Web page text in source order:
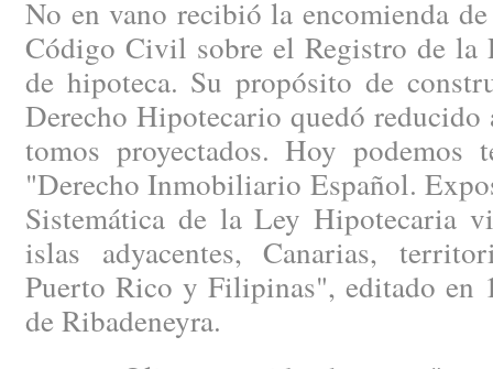
No en vano recibió la encomienda
Código Civil sobre el Registro de la
de hipoteca. Su propósito de
Derecho Hipotecario quedó
tomos proyectados. Hoy podemos
"Derecho Inmobiliario Español.
Sistemática de la Ley Hipotecaria
islas adyacentes, Canarias,
Puerto Rico y Filipinas", editado en
de Ribadeneyra.